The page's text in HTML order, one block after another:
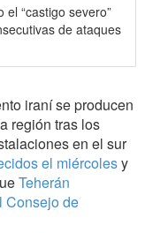
“castigo severo”
de ataques
iraní se producen
región tras los
en el sur
el miércolesy
Teherán
Consejo de